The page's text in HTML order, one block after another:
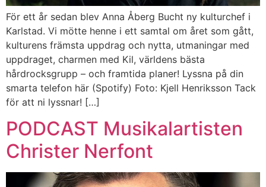
För ett år sedan blev Anna Åberg Bucht ny kulturchef i
Karlstad. Vi mötte henne i ett samtal om året som gått,
kulturens främsta uppdrag och nytta, utmaningar med
uppdraget, charmen med Kil, världens bästa
hårdrocksgrupp – och framtida planer! Lyssna på din
smarta telefon här (Spotify) Foto: Kjell Henriksson Tack
för att ni lyssnar! […]
PODCAST Musikalartisten
Christer Nerfont